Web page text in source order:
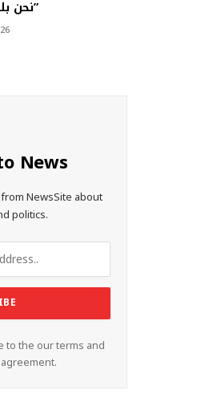
“نحن بلد القصص”
News
NewsSite about
politics.
to the our terms and